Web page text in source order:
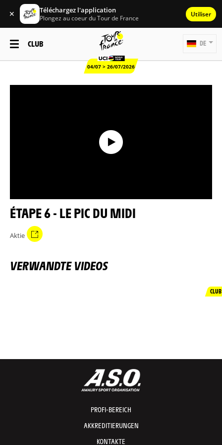
✕ Téléchargez l'application
Plongez au coeur du Tour de France Utiliser
CLUB
04/07 > 26/07/2026
DE
ÉTAPE 6 - LE PIC DU MIDI
Aktie
VERWANDTE VIDEOS
CLUB
PROFI-BEREICH
AKKREDITIERUNGEN
KONTAKTE